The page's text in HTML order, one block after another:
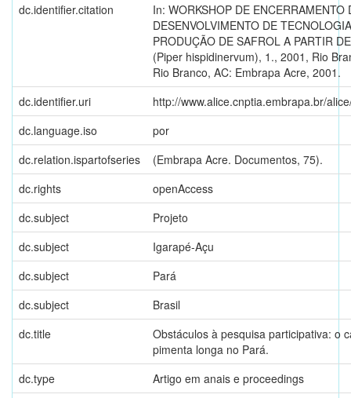
dc.identifier.citation
In: WORKSHOP DE ENCERRAMENTO
DESENVOLVIMENTO DE
PRODUÇÃO DE SAFROL A PARTIR
(Piper hispidinervum), 1., 2001, Rio
Rio Branco, AC: Embrapa Acre, 2001.
dc.identifier.uri
http://www.alice.cnptia.embrapa.br/
dc.language.iso
por
dc.relation.ispartofseries
(Embrapa Acre. Documentos, 75).
dc.rights
openAccess
dc.subject
Projeto
dc.subject
Igarapé-Açu
dc.subject
Pará
dc.subject
Brasil
dc.title
Obstáculos à pesquisa participativa: o
pimenta longa no Pará.
dc.type
Artigo em anais e proceedings